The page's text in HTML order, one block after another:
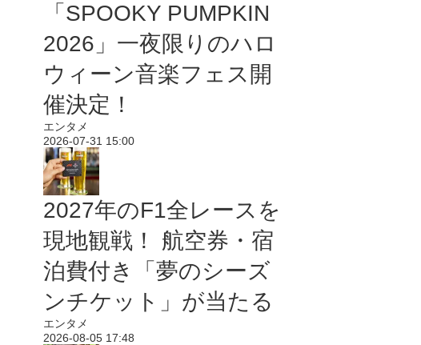
「SPOOKY PUMPKIN
2026」一夜限りのハロ
ウィーン音楽フェス開
催決定！
エンタメ
2026-07-31 15:00
2027年のF1全レースを
現地観戦！ 航空券・宿
泊費付き「夢のシーズ
ンチケット」が当たる
エンタメ
2026-08-05 17:48